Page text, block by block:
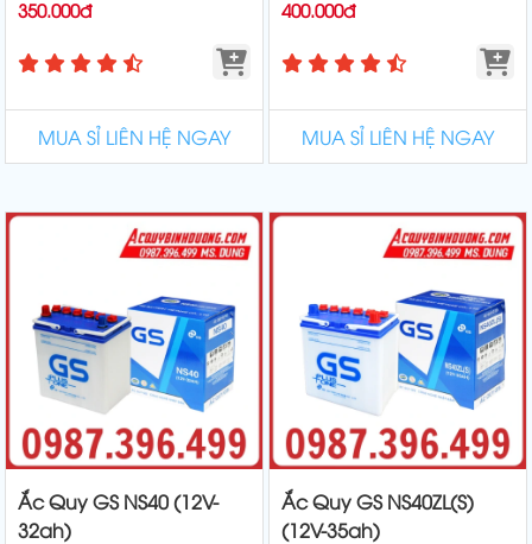
350.000đ
MUA SỈ LIÊN HỆ NGAY
400.000đ
MUA SỈ LIÊN HỆ NGAY
Ắc Quy GS NS40 (12V-
32ah)
Ắc Quy GS NS40ZL(S)
(12V-35ah)